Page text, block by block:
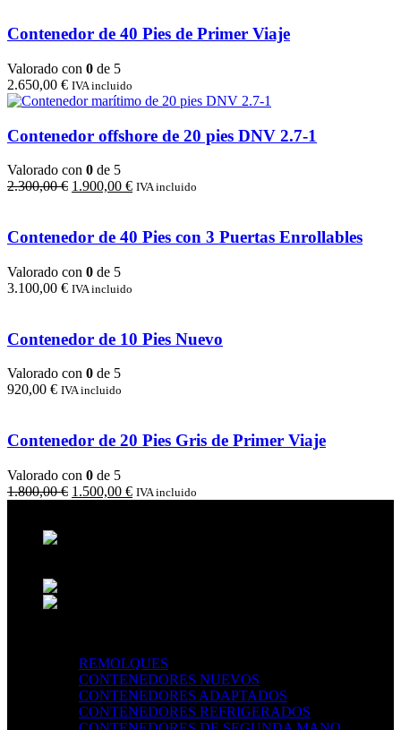
Contenedor de 40 Pies de Primer Viaje
Valorado con 0 de 5
2.650,00 € IVA incluido
Contenedor offshore de 20 pies DNV 2.7-1
Valorado con 0 de 5
2.300,00€ El
era:
1.900,00 €El
es:
IVA incluido
Contenedor de 40 Pies con 3 Puertas Enrollables
Valorado con 0 de 5
3.100,00 € IVA incluido
Contenedor de 10 Pies Nuevo
Valorado con 0 de 5
920,00 € IVA incluido
Contenedor de 20 Pies Gris de Primer Viaje
Valorado con 0 de 5
1.800,00€ El1.500,00 €ElIVA incluido
REMOLQUES
CONTENEDORES NUEVOS
CONTENEDORES ADAPTADOS
CONTENEDORES REFRIGERADOS